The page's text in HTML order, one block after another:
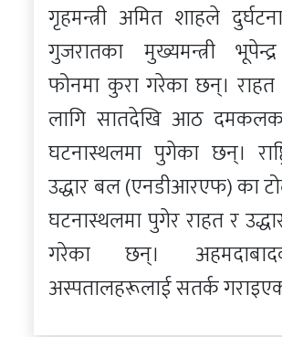
गृहमन्त्री अमित शाहले
गुजरातका मुख्यमन्त्री
फोनमा कुरा गरेका छन्। राहत
लागि सातदेखि आठ
घटनास्थलमा पुगेका छन्।
उद्धार बल (एनडीआरएफ) का
घटनास्थलमा पुगेर राहत र
गरेका छन्।
अस्पतालहरूलाई सतर्क